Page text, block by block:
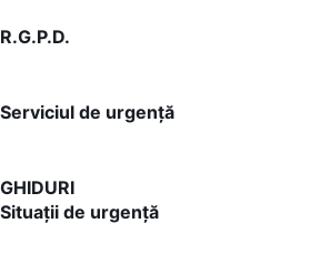
R.G.P.D.
Serviciul de urgență
GHIDURI
Situații de urgență